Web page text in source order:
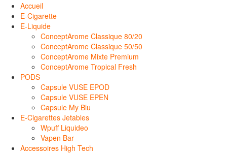
Accueil
E-Cigarette
E-Liquide
ConceptArome Classique 80/20
ConceptArome Classique 50/50
ConceptArome Mixte Premium
ConceptArome Tropical Fresh
PODS
Capsule VUSE EPOD
Capsule VUSE EPEN
Capsule My Blu
E-Cigarettes Jetables
Wpuff Liquideo
Vapen Bar
Accessoires High Tech